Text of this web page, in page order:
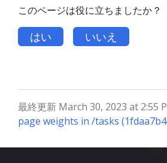
このページは役に立ちましたか？
はい いいえ
最終更新 March 30, 2023 at 2:55
page weights in /tasks